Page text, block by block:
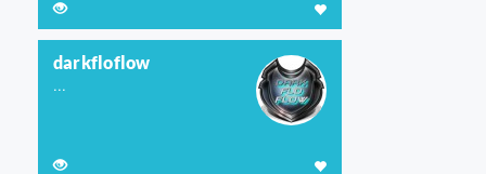
darkfloflow
...